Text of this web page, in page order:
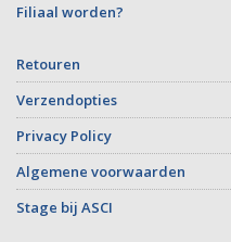
Filiaal worden?
Retouren
Verzendopties
Privacy Policy
Algemene voorwaarden
Stage bij ASCI